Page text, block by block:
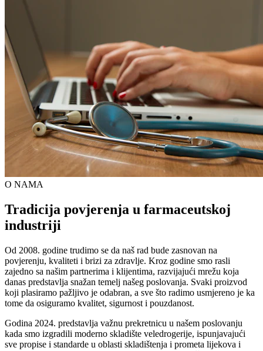
O NAMA
Tradicija povjerenja u farmaceutskoj
industriji
Od 2008. godine trudimo se da naš rad bude zasnovan na
povjerenju, kvaliteti i brizi za zdravlje. Kroz godine smo rasli
zajedno sa našim partnerima i klijentima, razvijajući mrežu koja
danas predstavlja snažan temelj našeg poslovanja. Svaki proizvod
koji plasiramo pažljivo je odabran, a sve što radimo usmjereno je ka
tome da osiguramo kvalitet, sigurnost i pouzdanost.
Godina 2024. predstavlja važnu prekretnicu u našem poslovanju
kada smo izgradili moderno skladište veledrogerije, ispunjavajući
sve propise i standarde u oblasti skladištenja i prometa lijekova i